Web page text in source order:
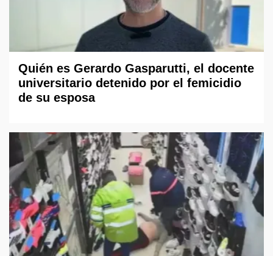
Quién es Gerardo Gasparutti, el docente
universitario detenido por el femicidio
de su esposa